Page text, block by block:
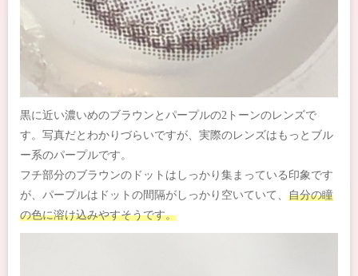
黒に近い濃いめのブラウンとパープルの2トーンのレンズで
す。写真だとわかりづらいですが、実際のレンズはもっとブル
ー系のパープルです。
フチ部分のブラウンのドットはしっかり集まっている印象です
が、パープルはドットの間隔がしっかり空いていて、 自分の瞳
の色に溶け込みやすそうです。